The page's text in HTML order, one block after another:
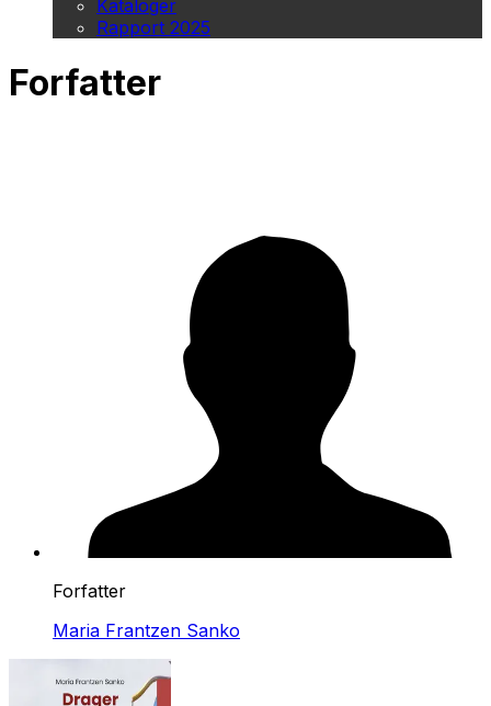
Kataloger
Rapport 2025
Forfatter
Forfatter
Maria Frantzen Sanko